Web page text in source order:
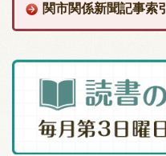
関市関係新聞記事索引